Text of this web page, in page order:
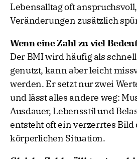
Lebensalltag oft
Veränderungen zusätzlich
Wenn eine Zahl zu viel
Der BMI wird häufig als
genutzt, kann aber leicht
werden. Er setzt nur zwei
und lässt alles andere weg:
Ausdauer, Lebensstil und
entsteht oft ein verzerrtes Bild
körperlichen Situation.